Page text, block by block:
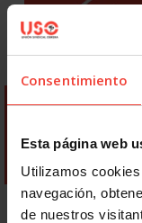
Consentimiento
Esta página web
Utilizamos
navegación,
de nuestros